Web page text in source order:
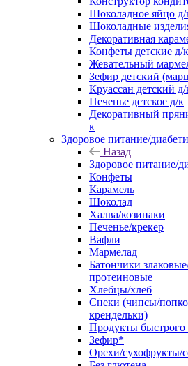
Шоколадное яйцо д/
Шоколадные
Декоративная
Конфеты детские д/к
Жевательный
Зефир детский
Круассан детский д/
Печенье детское д/к
Декоративный
к
Здоровое питание/
Назад
Здоровое питание/
Конфеты
Карамель
Шоколад
Халва/козинаки
Печенье/крекер
Вафли
Мармелад
Батончики
протеиновые
Хлебцы/хлеб
Снеки (чипсы/
крендельки)
Продукты быстрого
Зефир*
Орехи/сухофрукты/